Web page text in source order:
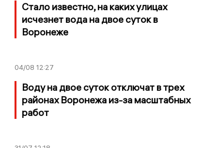
Стало известно, на каких улицах
исчезнет вода на двое суток в
Воронеже
04/08 12:27
Воду на двое суток отключат в трех
районах Воронежа из-за масштабных
работ